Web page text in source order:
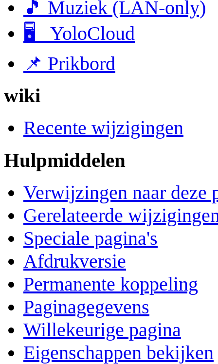
🎵 Muziek (LAN-only)
🖥 YoloCloud
📌 Prikbord
wiki
Recente wijzigingen
Hulpmiddelen
Verwijzingen naar deze
Gerelateerde
Speciale pagina's
Afdrukversie
Permanente koppeling
Paginagegevens
Willekeurige pagina
Eigenschappen bekijken